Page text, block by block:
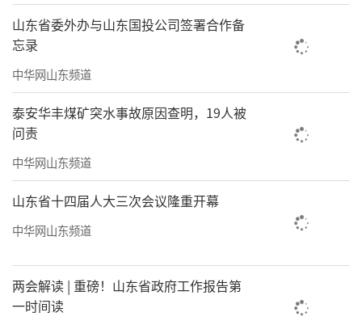
地布置温馨有情调，体验感特别好。”市民郑
杨敏说，她提前半个月就预约了，临时来根本
没有位置。
星海露营减河基地负责人李霞表示，气温
回暖后，顾客逐渐增多。基地正常满场接待量
是200人，清明假期接待超300人，特意增加了2
顶帐篷和4个泡泡屋。“现在五一假期的位置已
经预约了1/3。”李霞表示，和去年同期相比，
基地营业额增加了15%。
山东省委外办与山东国投公司签署合作备
忘录
中华网山东频道
泰安华丰煤矿突水事故原因查明，19人被
问责
中华网山东频道
山东省十四届人大三次会议隆重开幕
中华网山东频道
两会解读 | 重磅！山东省政府工作报告第
一时间读